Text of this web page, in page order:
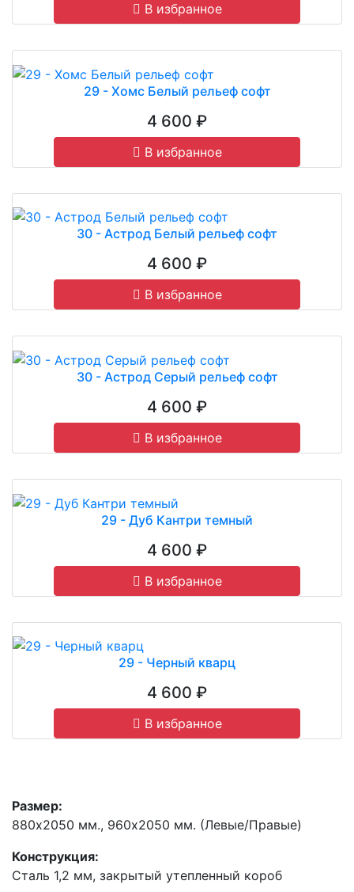
В избранное
29 - Хомс Белый рельеф софт
4 600 ₽
В избранное
30 - Астрод Белый рельеф софт
4 600 ₽
В избранное
30 - Астрод Серый рельеф софт
4 600 ₽
В избранное
29 - Дуб Кантри темный
4 600 ₽
В избранное
29 - Черный кварц
4 600 ₽
В избранное
Размер:
880х2050 мм., 960х2050 мм. (Левые/Правые)
Конструкция:
Сталь 1,2 мм, закрытый утепленный короб